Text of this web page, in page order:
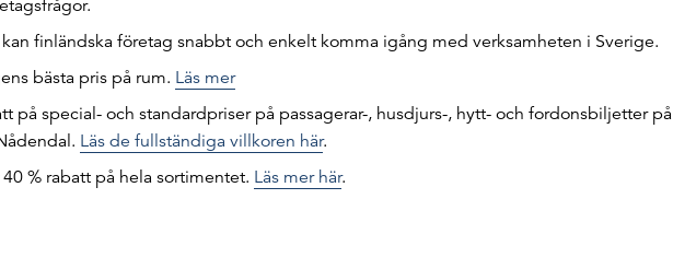
finländska företag snabbt och enkelt komma igång med verksamheten i Sverige.
bästa pris på rum. Läs mer
på special- och standardpriser på passagerar-, husdjurs-, hytt- och fordonsbiljetter på
Läs de fullständiga villkoren här.
% rabatt på hela sortimentet. Läs mer här.